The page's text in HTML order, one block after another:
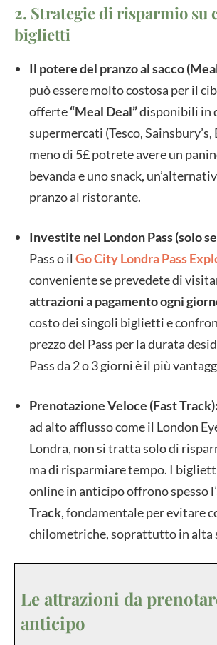
2. Strategie di risparmio su
biglietti
Il potere del pranzo al sacco
può essere molto costosa per il
offerte“Meal Deal”disponibili in
supermercati (Tesco, Sainsbury’s,
meno di 5£ potrete avere un
bevanda e uno snack,
pranzo al ristorante.
Investite nel London Pass (solo
Pass o il Go City Londra Pass
conveniente se prevedete di
attrazioni a pagamento ogni
costo dei singoli biglietti e
prezzo del Pass per la durata
Pass da 2 o 3 giorni è il più
Prenotazione Veloce (Fast Track):
ad alto afflusso come il London
Londra, non si tratta solo di
ma di risparmiare tempo. I
online in anticipo offrono spesso
Track, fondamentale per evitare
chilometriche, soprattutto in alta
Le attrazioni da
anticipo